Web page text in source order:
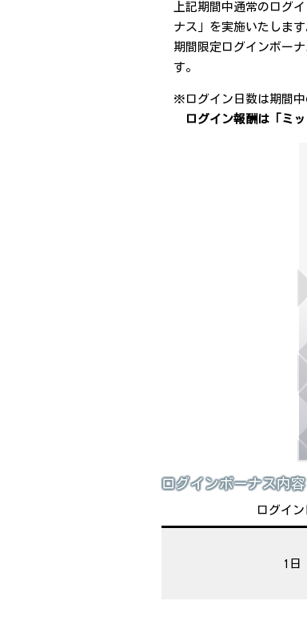
上記期間中通常のログ
ナス」を実施いたします
期間限定ログインボー
す。
※ログイン日数は期間中
ログイン報酬は「ミ
ログインボーナス内容
ログイ
1日